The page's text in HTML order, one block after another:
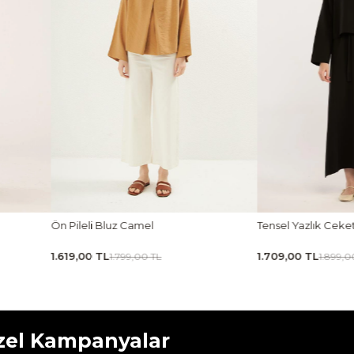
Tensel Yazlık Ceket Siyah
1.709,00 TL1.899,00 TL
Kavisli Gold Düğmeli
2.159,00 TL2.399,00
Kampanyalar